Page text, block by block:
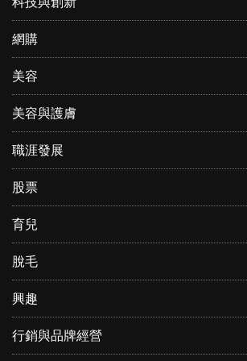
網購
美容
美容與護膚
職涯發展
股票
育兒
脫毛
興趣
行銷與品牌經營